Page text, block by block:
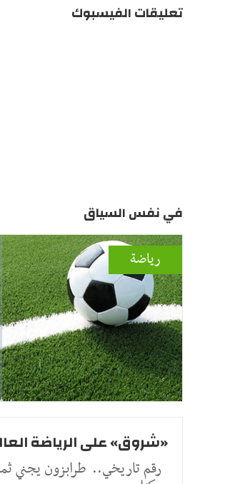
تعليقات الفيسبوك
في نفس السياق
رياضة
«شروق» على الرياضة
رقم تاريخي.. طرابزون يجني